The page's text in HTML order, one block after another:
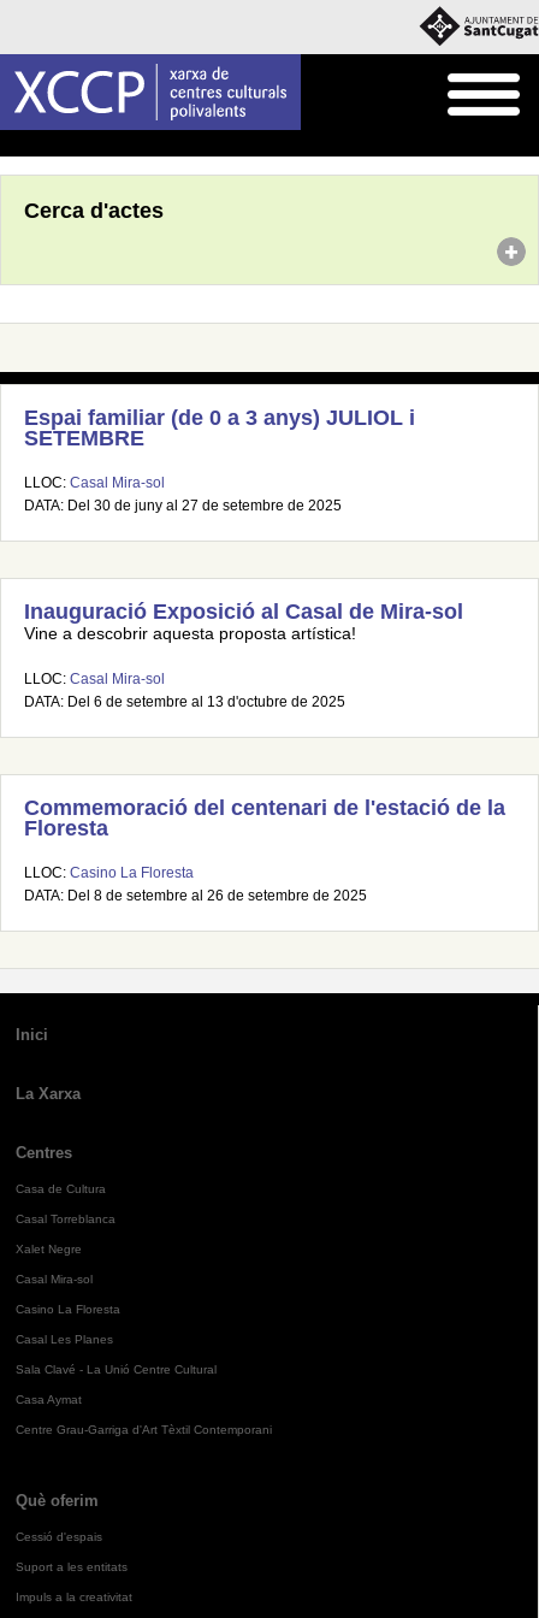
Cerca d'actes
Espai familiar (de 0 a 3 anys) JULIOL i
SETEMBRE
LLOC: Casal Mira-sol
DATA: Del 30 de juny al 27 de setembre de 2025
Inauguració Exposició al Casal de Mira-sol
Vine a descobrir aquesta proposta artística!
LLOC: Casal Mira-sol
DATA: Del 6 de setembre al 13 d'octubre de 2025
Commemoració del centenari de l'estació de la
Floresta
LLOC: Casino La Floresta
DATA: Del 8 de setembre al 26 de setembre de 2025
Inici
La Xarxa
Centres
Casa de Cultura
Casal Torreblanca
Xalet Negre
Casal Mira-sol
Casino La Floresta
Casal Les Planes
Sala Clavé - La Unió Centre Cultural
Casa Aymat
Centre Grau-Garriga d'Art Tèxtil Contemporani
Què oferim
Cessió d'espais
Suport a les entitats
Impuls a la creativitat